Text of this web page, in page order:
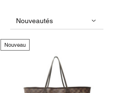
Nouveau